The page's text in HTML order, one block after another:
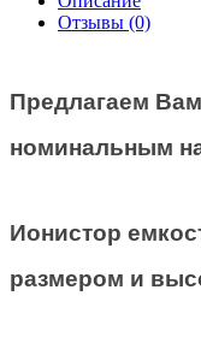
Отзывы (0)
Предлагаем
номинальным
Ионистор
размером и